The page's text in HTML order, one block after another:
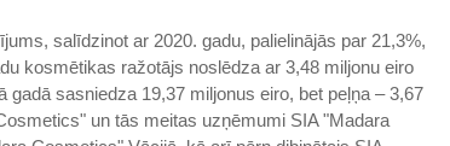
salīdzinot ar 2020. gadu, palielinājās par 21,3%,
kosmētikas ražotājs noslēdza ar 3,48 miljonu eiro
sasniedza 19,37 miljonus eiro, bet peļņa – 3,67
un tās meitas uzņēmumi SIA "Madara